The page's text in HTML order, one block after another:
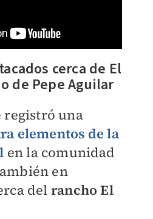
cerca de El
de Pepe Aguilar
registró una
elementos de la
en la comunidad
en
del rancho El